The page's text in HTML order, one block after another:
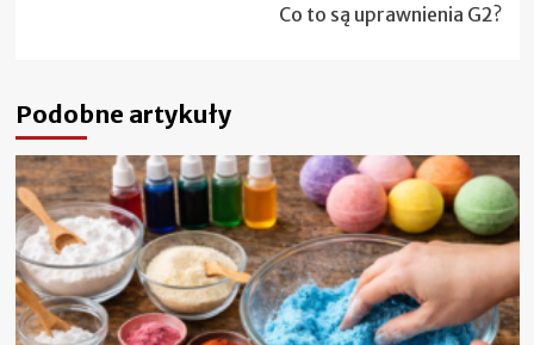
Co to są uprawnienia G2?
Podobne artykuły